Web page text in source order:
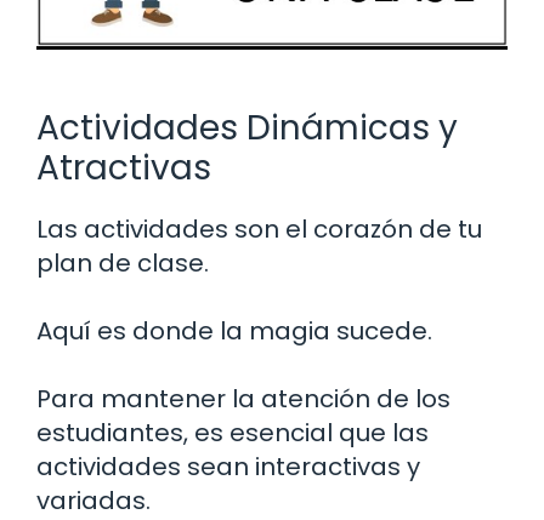
Actividades Dinámicas y
Atractivas
Las actividades son el corazón de tu
plan de clase.
Aquí es donde la magia sucede.
Para mantener la atención de los
estudiantes, es esencial que las
actividades sean interactivas y
variadas.